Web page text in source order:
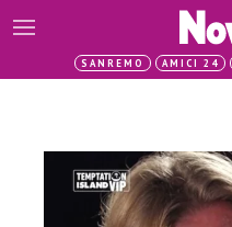
SANREMO AMICI 24